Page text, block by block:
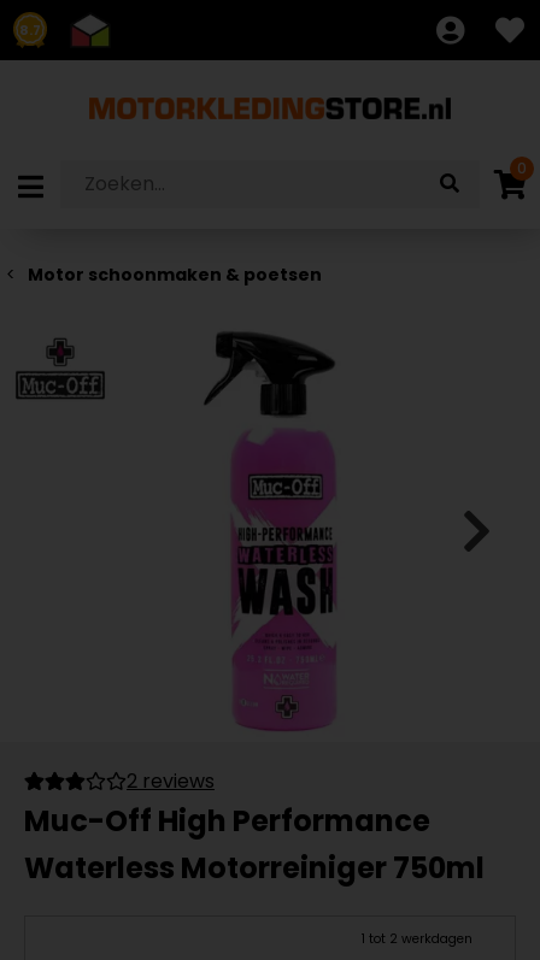
8.7
0
Motor schoonmaken & poetsen
2 reviews
Muc-Off High Performance
Waterless Motorreiniger 750ml
1 tot 2 werkdagen